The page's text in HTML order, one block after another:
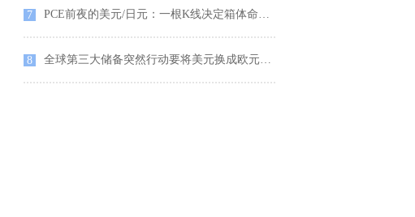
7 PCE前夜的美元/日元：一根K线决定箱体命运？
8 全球第三大储备突然行动要将美元换成欧元，外汇市场巨震前兆？